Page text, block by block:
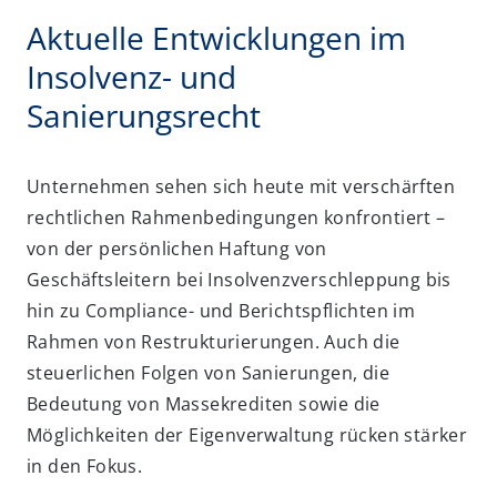
Aktuelle Entwicklungen im
Insolvenz- und
Sanierungsrecht
Unternehmen sehen sich heute mit verschärften
rechtlichen Rahmenbedingungen konfrontiert –
von der persönlichen Haftung von
Geschäftsleitern bei Insolvenzverschleppung bis
hin zu Compliance- und Berichtspflichten im
Rahmen von Restrukturierungen. Auch die
steuerlichen Folgen von Sanierungen, die
Bedeutung von Massekrediten sowie die
Möglichkeiten der Eigenverwaltung rücken stärker
in den Fokus.